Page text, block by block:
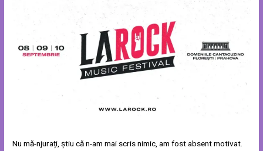
Nu mă-njurați, știu că n-am mai scris nimic, am fost absent motivat.